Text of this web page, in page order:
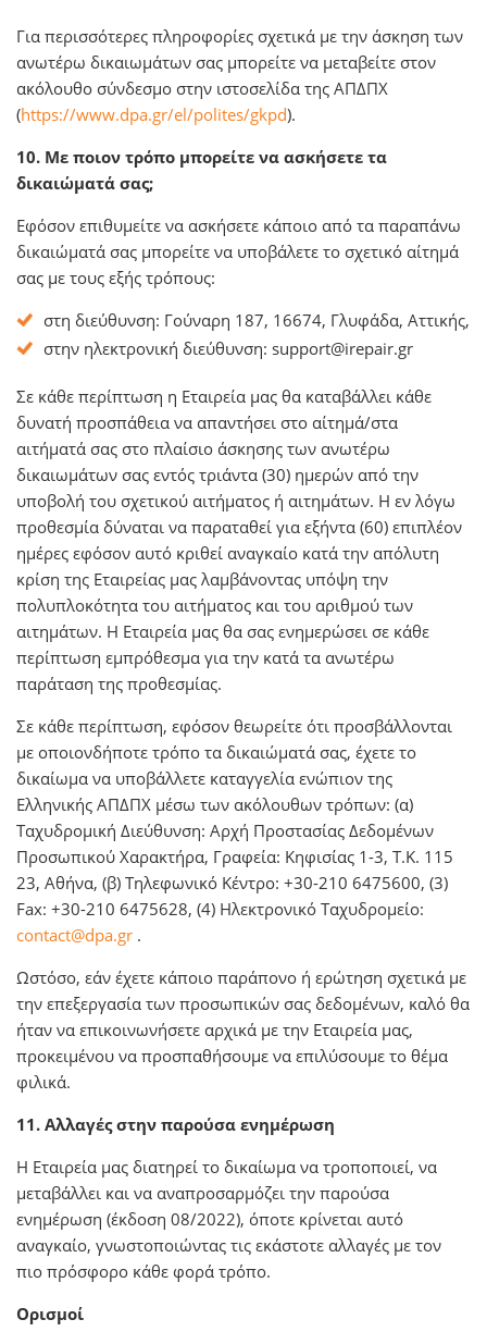
Για περισσότερες πληροφορίες σχετικά με την άσκηση των
ανωτέρω δικαιωμάτων σας μπορείτε να μεταβείτε στον
ακόλουθο σύνδεσμο στην ιστοσελίδα της ΑΠΔΠΧ
(https://www.dpa.gr/el/polites/gkpd).
10. Με ποιον τρόπο μπορείτε να ασκήσετε τα
δικαιώματά σας;
Εφόσον επιθυμείτε να ασκήσετε κάποιο από τα παραπάνω
δικαιώματά σας μπορείτε να υποβάλετε το σχετικό αίτημά
σας με τους εξής τρόπους:
στη διεύθυνση: Γούναρη 187, 16674, Γλυφάδα, Αττικής,
στην ηλεκτρονική διεύθυνση: support@irepair.gr
Σε κάθε περίπτωση η Εταιρεία μας θα καταβάλλει κάθε
δυνατή προσπάθεια να απαντήσει στο αίτημά/στα
αιτήματά σας στο πλαίσιο άσκησης των ανωτέρω
δικαιωμάτων σας εντός τριάντα (30) ημερών από την
υποβολή του σχετικού αιτήματος ή αιτημάτων. Η εν λόγω
προθεσμία δύναται να παραταθεί για εξήντα (60) επιπλέον
ημέρες εφόσον αυτό κριθεί αναγκαίο κατά την απόλυτη
κρίση της Εταιρείας μας λαμβάνοντας υπόψη την
πολυπλοκότητα του αιτήματος και του αριθμού των
αιτημάτων. Η Εταιρεία μας θα σας ενημερώσει σε κάθε
περίπτωση εμπρόθεσμα για την κατά τα ανωτέρω
παράταση της προθεσμίας.
Σε κάθε περίπτωση, εφόσον θεωρείτε ότι προσβάλλονται
με οποιονδήποτε τρόπο τα δικαιώματά σας, έχετε το
δικαίωμα να υποβάλλετε καταγγελία ενώπιον της
Ελληνικής ΑΠΔΠΧ μέσω των ακόλουθων τρόπων: (α)
Ταχυδρομική Διεύθυνση: Αρχή Προστασίας Δεδομένων
Προσωπικού Χαρακτήρα, Γραφεία: Κηφισίας 1-3, Τ.Κ. 115
23, Αθήνα, (β) Τηλεφωνικό Κέντρο: +30-210 6475600, (3)
Fax: +30-210 6475628, (4) Ηλεκτρονικό Ταχυδρομείο:
contact@dpa.gr .
Ωστόσο, εάν έχετε κάποιο παράπονο ή ερώτηση σχετικά με
την επεξεργασία των προσωπικών σας δεδομένων, καλό θα
ήταν να επικοινωνήσετε αρχικά με την Εταιρεία μας,
προκειμένου να προσπαθήσουμε να επιλύσουμε το θέμα
φιλικά.
11. Αλλαγές στην παρούσα ενημέρωση
Η Εταιρεία μας διατηρεί το δικαίωμα να τροποποιεί, να
μεταβάλλει και να αναπροσαρμόζει την παρούσα
ενημέρωση (έκδοση 08/2022), όποτε κρίνεται αυτό
αναγκαίο, γνωστοποιώντας τις εκάστοτε αλλαγές με τον
πιο πρόσφορο κάθε φορά τρόπο.
Ορισμοί